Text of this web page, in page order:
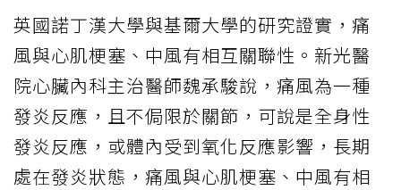
英國諾丁漢大學與基爾大學的研究證實，痛
風與心肌梗塞、中風有相互關聯性。新光醫
院心臟內科主治醫師魏承駿說，痛風為一種
發炎反應，且不侷限於關節，可說是全身性
發炎反應，或體內受到氧化反應影響，長期
處在發炎狀態，痛風與心肌梗塞、中風有相